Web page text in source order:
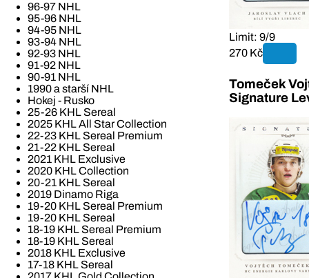
96-97 NHL
95-96 NHL
94-95 NHL
93-94 NHL
92-93 NHL
91-92 NHL
90-91 NHL
1990 a starší NHL
Hokej - Rusko
25-26 KHL Sereal
2025 KHL All Star Collection
22-23 KHL Sereal Premium
21-22 KHL Sereal
2021 KHL Exclusive
2020 KHL Collection
20-21 KHL Sereal
2019 Dinamo Riga
19-20 KHL Sereal Premium
19-20 KHL Sereal
18-19 KHL Sereal Premium
18-19 KHL Sereal
2018 KHL Exclusive
17-18 KHL Sereal
Limit: 9/9
270 Kč
Tomeček
Signature